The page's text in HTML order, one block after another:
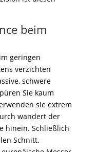
beim
geringen
verzichten
schwere
Sie kaum
sie extrem
wandert der
hinein. Schließlich
Schnitt.